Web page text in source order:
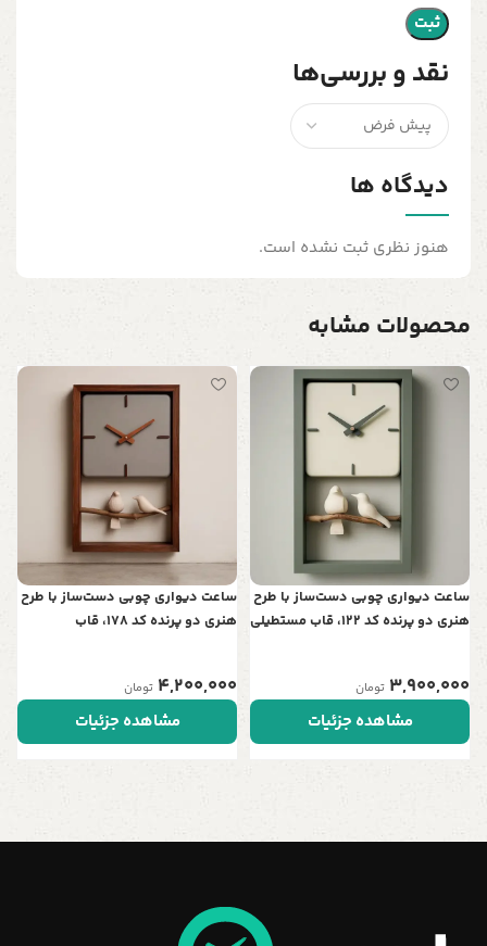
نقد و بررسی‌ها
دیدگاه ها
هنوز نظری ثبت نشده است.
محصولات مشابه
ساعت دیواری چوبی دست‌ساز با طرح
هنری دو پرنده کد 122، قاب مستطیلی
3,900,000 تومان
مشاهده جزئیات
ساعت دیواری چوبی دست‌ساز با طرح
هنری دو پرنده کد 178، قاب
4,200,000 تومان
مشاهده جزئیات